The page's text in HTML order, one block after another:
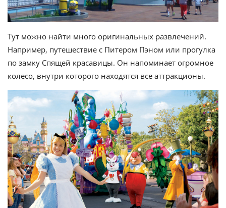
Тут можно найти много оригинальных развлечений.
Например, путешествие с Питером Пэном или прогулка
по замку Спящей красавицы. Он напоминает огромное
колесо, внутри которого находятся все аттракционы.